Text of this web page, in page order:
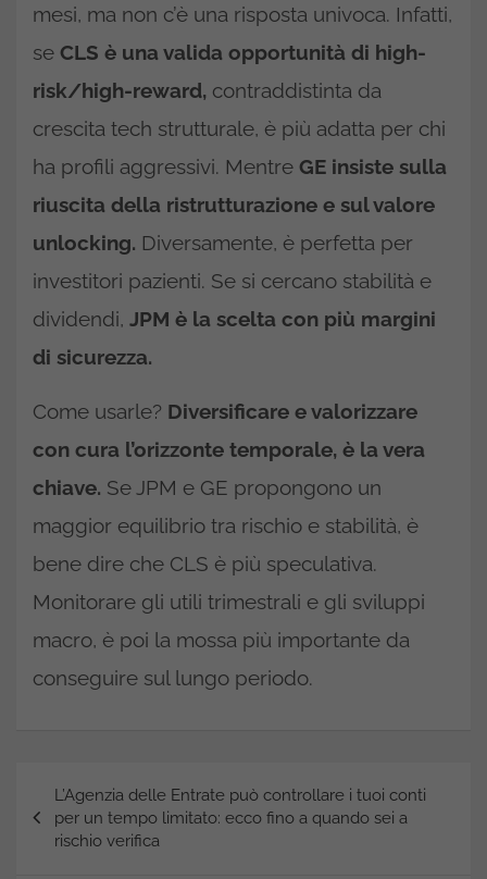
mesi, ma non c’è una risposta univoca. Infatti,
se CLS è una valida opportunità di high-
risk/high-reward, contraddistinta da
crescita tech strutturale, è più adatta per chi
ha profili aggressivi. Mentre GE insiste sulla
riuscita della ristrutturazione e sul valore
unlocking. Diversamente, è perfetta per
investitori pazienti. Se si cercano stabilità e
dividendi, JPM è la scelta con più margini
di sicurezza.
Come usarle? Diversificare e valorizzare
con cura l’orizzonte temporale, è la vera
chiave. Se JPM e GE propongono un
maggior equilibrio tra rischio e stabilità, è
bene dire che CLS è più speculativa.
Monitorare gli utili trimestrali e gli sviluppi
macro, è poi la mossa più importante da
conseguire sul lungo periodo.
articoli
L’Agenzia delle Entrate può controllare i tuoi conti
per un tempo limitato: ecco fino a quando sei a
rischio verifica